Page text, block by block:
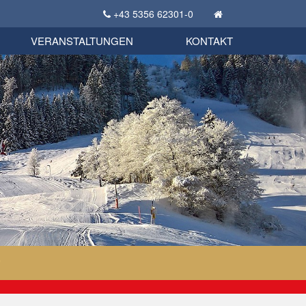
+43 5356 62301-0
KSC Sportgeschichte
Bekleidungsshop
VERANSTALTUNGEN KONTAKT